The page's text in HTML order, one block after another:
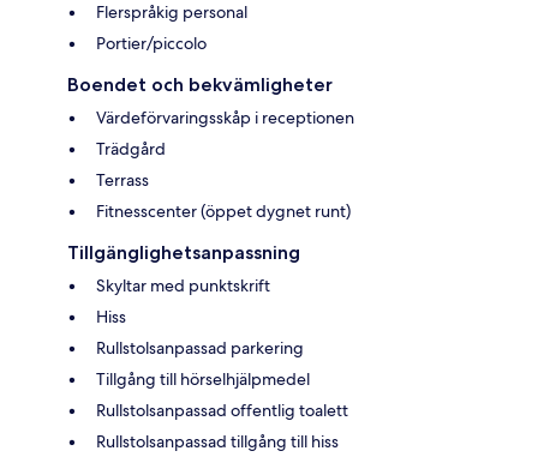
Flerspråkig personal
Portier/piccolo
Boendet och bekvämligheter
Värdeförvaringsskåp i receptionen
Trädgård
Terrass
Fitnesscenter (öppet dygnet runt)
Tillgänglighetsanpassning
Skyltar med punktskrift
Hiss
Rullstolsanpassad parkering
Tillgång till hörselhjälpmedel
Rullstolsanpassad offentlig toalett
Rullstolsanpassad tillgång till hiss